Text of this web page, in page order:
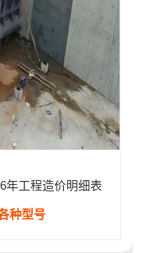
年工程造价明细表
种型号